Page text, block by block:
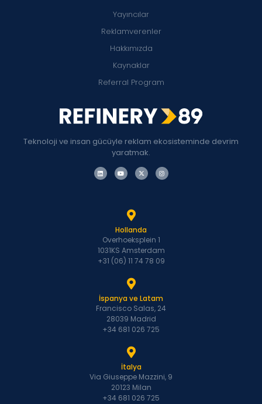
Teknoloji ve insan gücüyle reklam ekosisteminde devrim
yaratmak.
Yayıncılar
Reklamverenler
Hakkımızda
Kaynaklar
Referral Program
Hollanda
Overhoeksplein 1
1031KS Amsterdam
+31 (06) 11 74 78 09
İspanya ve Latam
Francisco Salas, 24
28039 Madrid
+34 681 026 725
İtalya
Via Giuseppe Mazzini, 9
20123 Milan
+34 681 026 725